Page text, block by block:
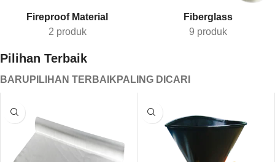
Fireproof Material
2 produk
Fiberglass
9 produk
Pilihan Terbaik
BARU PILIHAN TERBAIK PALING DICARI